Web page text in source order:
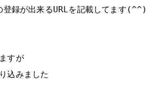
登録が出来るURLを記載してます(^^)
すが
込みました